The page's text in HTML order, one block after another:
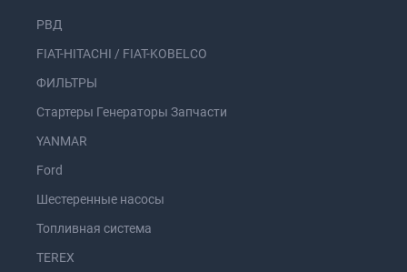
РВД
FIAT-HITACHI / FIAT-KOBELCO
ФИЛЬТРЫ
Стартеры Генераторы Запчасти
YANMAR
Ford
Шестеренные насосы
Топливная система
TEREX